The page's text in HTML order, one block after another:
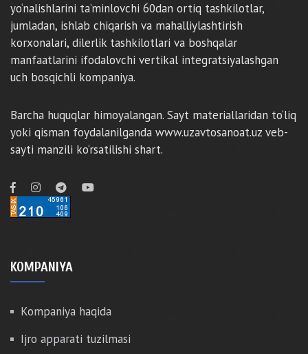
yo‘nalishlarini ta’minlovchi 60dan ortiq tashkilotlar,
jumladan, ishlab chiqarish va mahalliylashtirish
korxonalari, dilerlik tashkilotlari va boshqalar
manfaatlarini ifodalovchi vertikal integratsiyalashgan
uch bosqichli kompaniya.
Barcha huquqlar himoyalangan. Sayt materiallaridan to‘liq
yoki qisman foydalanilganda www.uzavtosanoat.uz veb-
sayti manzili ko‘rsatilishi shart.
KOMPANIYA
Kompaniya haqida
Ijro apparati tuzilmasi